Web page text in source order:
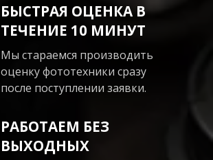
БЫСТРАЯ ОЦЕНКА В
ТЕЧЕНИЕ 10 МИНУТ
Мы стараемся производить
оценку фототехники сразу
после поступлении заявки.
РАБОТАЕМ БЕЗ
ВЫХОДНЫХ